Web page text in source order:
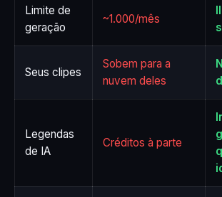
Limite de
geração
~1.000/mês
Seus clipes
Sobem para a
nuvem deles
Legendas
de IA
Créditos à parte